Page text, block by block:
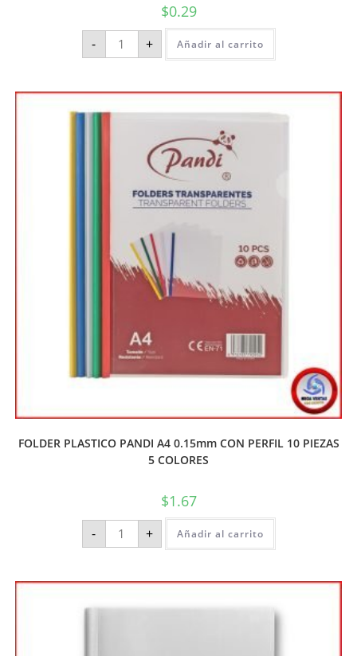
$0.29
- + Añadir al carrito
FOLDER PLASTICO PANDI A4 0.15mm CON PERFIL 10 PIEZAS
5 COLORES
$1.67
- + Añadir al carrito